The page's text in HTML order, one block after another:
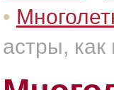
•
астры,